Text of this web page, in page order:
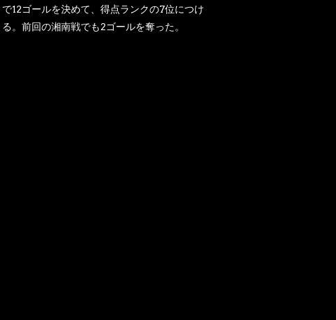
で12ゴールを決めて、得点ランクの7位につけ
る。前回の湘南戦でも2ゴールを奪った。